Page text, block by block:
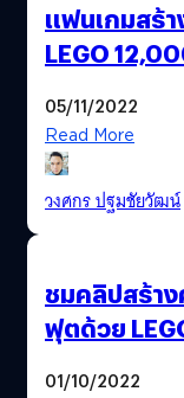
แฟนเกมสร้
LEGO
05/11/2022
Read More
วงศกร ปฐมชัยวัฒน์
ชมคลิปสร้า
ฟุตด้วย
01/10/2022